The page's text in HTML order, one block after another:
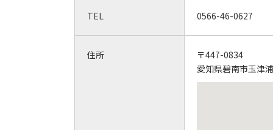
TEL 0566-46-0627
住所
〒447-0834
愛知県碧南市玉津